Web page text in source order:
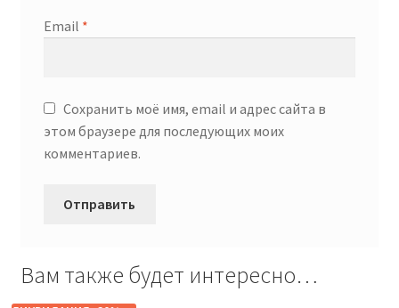
Email *
Сохранить моё имя, email и адрес сайта в
этом браузере для последующих моих
комментариев.
Вам также будет интересно…